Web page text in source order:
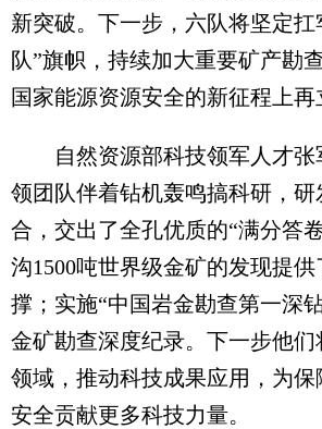
新突破。下一步，六队将坚定扛
队”旗帜，持续加大重要矿产勘
国家能源资源安全的新征程上再
自然资源部科技领军人才张
领团队伴着钻机轰鸣搞科研，研
合，交出了全孔优质的“满分答
沟1500吨世界级金矿的发现提
撑；实施“中国岩金勘查第一深
金矿勘查深度纪录。下一步他
领域，推动科技成果应用，为
安全贡献更多科技力量。